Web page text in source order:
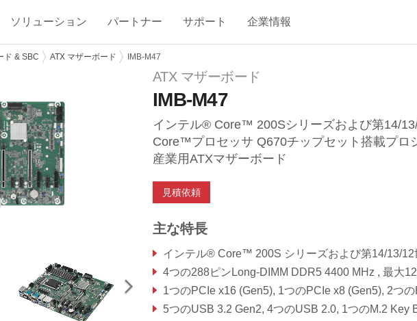
ソリューション パートナー サポート 企業情報
ド & SBC ATX マザーボード IMB-M47
ATX マザーボード
IMB-M47
インテル® Core™ 200Sシリーズおよび第14/
Core™プロセッサ Q670チップセット搭載プロ
産業用ATXマザーボード
見積依頼
主な特長
インテル® Core™ 200S シリーズおよび第14/13/12世代 Core™ プロセッ
4つの288ピンLong-DIMM DDR5 4400 MHz , 最大128GB (DIMMあた
1つのPCIe x16 (Gen5), 1つのPCIe x8 (Gen5), 2つのPCIe x4 (Gen4), 3つのPCIe x1 (Gen3), 1つのUSB 3.2
5つのUSB 3.2 Gen2, 4つのUSB 2.0, 1つのM.2 Key B, 1つのM.2 Key E, 1つのM.2 Key M, 6つのCOM, 8